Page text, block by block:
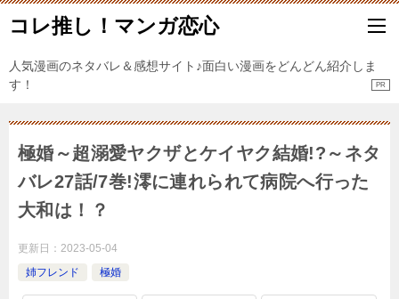
コレ推し！マンガ恋心
人気漫画のネタバレ＆感想サイト♪面白い漫画をどんどん紹介しま
す！
極婚～超溺愛ヤクザとケイヤク結婚!?～ネタ
バレ27話/7巻!澪に連れられて病院へ行った
大和は！？
更新日： 2023-05-04
姉フレンド
極婚